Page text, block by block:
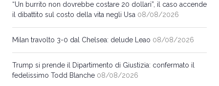
“Un burrito non dovrebbe costare 20 dollari”, il caso accende
il dibattito sul costo della vita negli Usa 08/08/2026
Milan travolto 3-0 dal Chelsea: delude Leao 08/08/2026
Trump si prende il Dipartimento di Giustizia: confermato il
fedelissimo Todd Blanche 08/08/2026